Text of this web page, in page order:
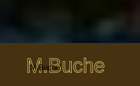
M.Buche
M.Buche